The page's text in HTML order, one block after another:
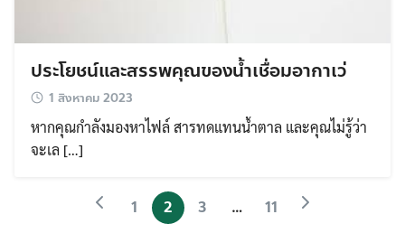
ประโยชน์และสรรพคุณของน้ำเชื่อมอากาเว่
1 สิงหาคม 2023
หากคุณกำลังมองหาไฟล์ สารทดแทนน้ำตาล และคุณไม่รู้ว่า
จะเล […]
1 2 3 … 11